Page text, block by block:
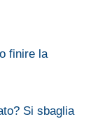
finire la
Si sbaglia